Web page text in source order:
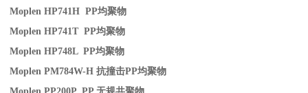
Moplen HP741H PP均聚物
Moplen HP741T PP均聚物
Moplen HP748L PP均聚物
Moplen PM784W-H抗撞击PP均聚物